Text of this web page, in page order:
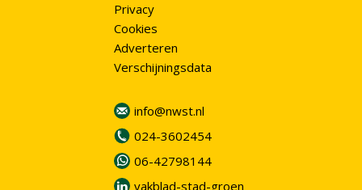
Privacy
Cookies
Adverteren
Verschijningsdata
info@nwst.nl
024-3602454
06-42798144
vakblad-stad-groen